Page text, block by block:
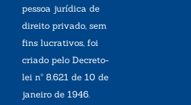
pessoa jurídica de
direito privado, sem
fins lucrativos, foi
criado pelo Decreto-
lei nº 8.621 de 10 de
janeiro de 1946.